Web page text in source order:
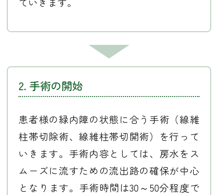
2. 手術の開始
患者様の緑内障の状態に合う手術（線維
柱帯切除術、線維柱帯切開術）を行って
いきます。手術内容としては、房水をス
ムーズに流すための流出路の確保が中心
となります。手術時間は30～50分程度で